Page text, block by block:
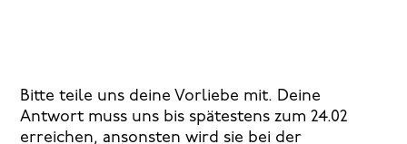
Bitte teile uns deine Vorliebe mit. Deine
Antwort muss uns bis spätestens zum 24.02
erreichen, ansonsten wird sie bei der